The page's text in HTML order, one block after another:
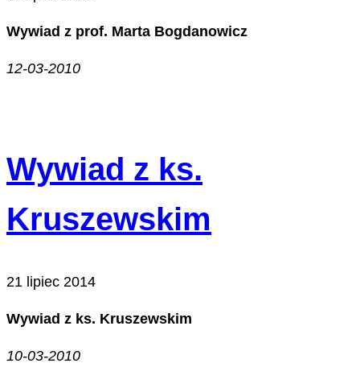
Wywiad z prof. Marta Bogdanowicz
12-03-2010
Wywiad z ks.
Kruszewskim
21 lipiec 2014
Wywiad z ks. Kruszewskim
10-03-2010